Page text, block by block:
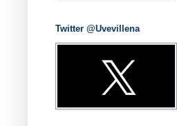
Twitter @Uvevillena